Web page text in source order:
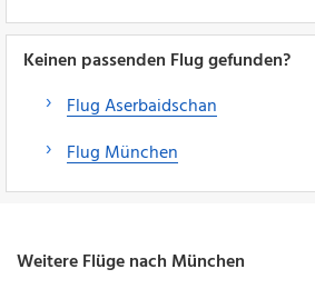
Keinen passenden Flug gefunden?
Flug Aserbaidschan
Flug München
Weitere Flüge nach München